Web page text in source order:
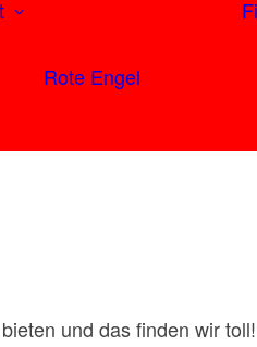
Rote Engel
und das finden wir